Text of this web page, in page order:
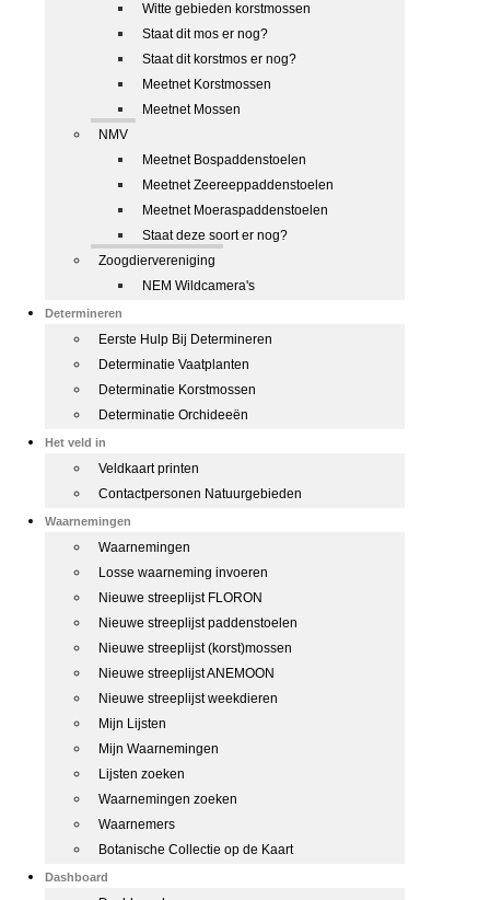
Witte gebieden korstmossen
Staat dit mos er nog?
Staat dit korstmos er nog?
Meetnet Korstmossen
Meetnet Mossen
NMV
Meetnet Bospaddenstoelen
Meetnet Zeereeppaddenstoelen
Meetnet Moeraspaddenstoelen
Staat deze soort er nog?
Zoogdiervereniging
NEM Wildcamera's
Determineren
Eerste Hulp Bij Determineren
Determinatie Vaatplanten
Determinatie Korstmossen
Determinatie Orchideeën
Het veld in
Veldkaart printen
Contactpersonen Natuurgebieden
Waarnemingen
Waarnemingen
Losse waarneming invoeren
Nieuwe streeplijst FLORON
Nieuwe streeplijst paddenstoelen
Nieuwe streeplijst (korst)mossen
Nieuwe streeplijst ANEMOON
Nieuwe streeplijst weekdieren
Mijn Lijsten
Mijn Waarnemingen
Lijsten zoeken
Waarnemingen zoeken
Waarnemers
Botanische Collectie op de Kaart
Dashboard